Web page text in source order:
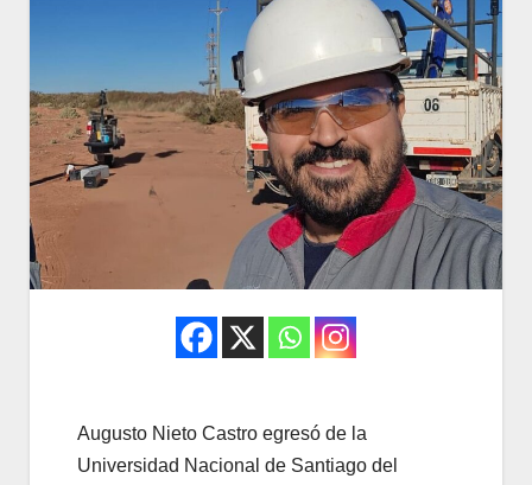
Augusto Nieto Castro egresó de la
Universidad Nacional de Santiago del